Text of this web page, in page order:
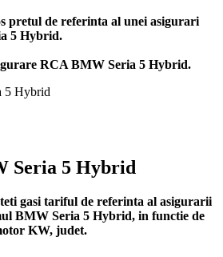
pretul de referinta al unei asigurari
5 Hybrid.
RCA BMW Seria 5 Hybrid.
Seria 5 Hybrid
gasi tariful de referinta al asigurarii
BMW Seria 5 Hybrid, in functie de
KW, judet.